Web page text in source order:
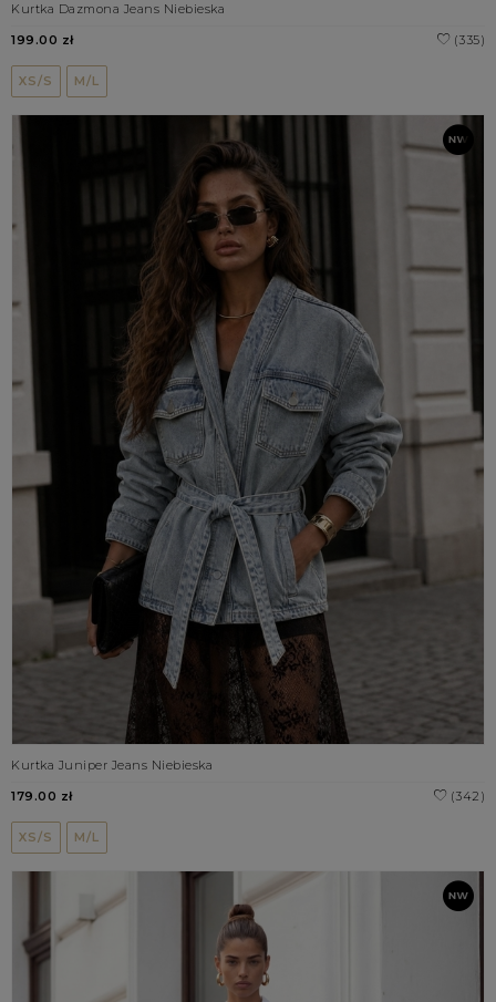
Kurtka Dazmona Jeans Niebieska
(335)
199.00 zł
XS/S M/L
Kurtka Juniper Jeans Niebieska
(342)
179.00 zł
XS/S M/L